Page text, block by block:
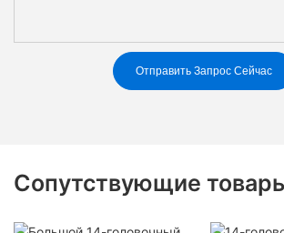
Отправить Запрос Сейчас
Сопутствующие